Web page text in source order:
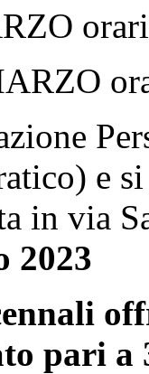
e
in via
2023
pari